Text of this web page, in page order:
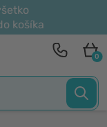
košíka
0